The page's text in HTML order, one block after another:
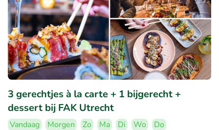
3 gerechtjes à la carte + 1 bijgerecht +
dessert bij FAK Utrecht
Vandaag Morgen Zo Ma Di Wo
Do